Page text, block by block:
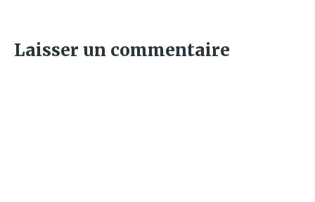
Laisser un commentaire